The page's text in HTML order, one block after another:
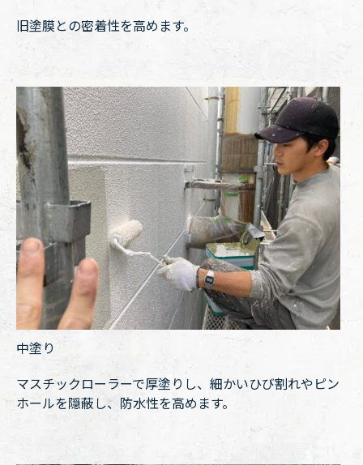
旧塗膜との密着性を高めます。
中塗り
マスチックローラーで厚塗りし、細かいひび割れやピン
ホールを隠蔽し、防水性を高めます。